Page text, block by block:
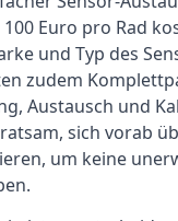
Euro pro Rad
und Typ des
zudem
Austausch und
sich vorab
um keine